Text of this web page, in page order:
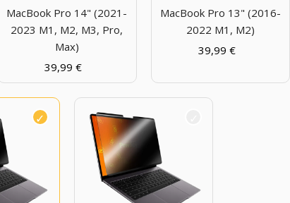
MacBook Pro 14" (2021-
2023 M1, M2, M3, Pro,
Max)
39,99€
MacBook Pro 13" (2016-
2022 M1, M2)
39,99 €